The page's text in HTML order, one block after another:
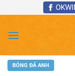
nội
BÓNG ĐÁ ANH